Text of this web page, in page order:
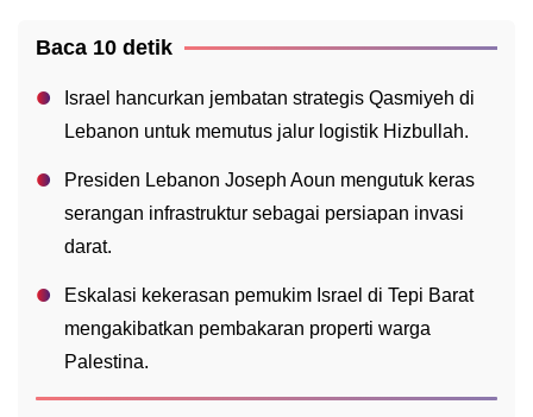
Baca 10 detik
Israel hancurkan jembatan strategis Qasmiyeh di
Lebanon untuk memutus jalur logistik Hizbullah.
Presiden Lebanon Joseph Aoun mengutuk keras
serangan infrastruktur sebagai persiapan invasi
darat.
Eskalasi kekerasan pemukim Israel di Tepi Barat
mengakibatkan pembakaran properti warga
Palestina.